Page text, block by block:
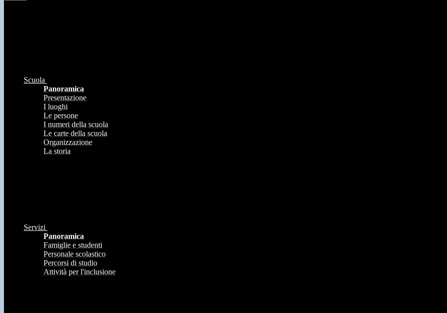
Scuola
Panoramica
Presentazione
I luoghi
Le persone
I numeri della scuola
Le carte della scuola
Organizzazione
La storia
Servizi
Panoramica
Famiglie e studenti
Personale scolastico
Percorsi di studio
Attività per l'inclusione